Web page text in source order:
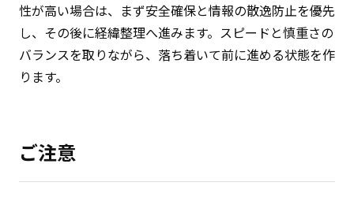
性が高い場合は、まず安全確保と情報の散逸防止を優先
し、その後に経緯整理へ進みます。スピードと慎重さの
バランスを取りながら、落ち着いて前に進める状態を作
ります。
ご注意